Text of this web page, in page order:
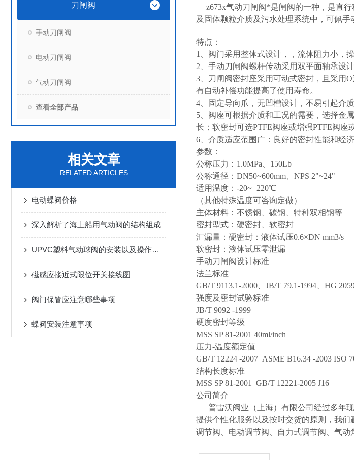
刀闸阀
手动刀闸阀
电动刀闸阀
气动刀闸阀
查看全部产品
相关文章
RELATED ARTICLES
电动蝶阀价格
深入解析了海上船用气动阀的结构组成
UPVC塑料气动球阀的安装以及操作说明
磁感应接近式限位开关接线图
阀门保管应注意哪些事项
蝶阀安装注意事项
z673x气动刀闸阀*是闸阀的一种，是直行
及固体颗粒介质及污水处理系统中，可佩
特点：
1、阀门采用整体式设计，，流体阻力小，操
2、手动刀闸阀螺杆传动采用双平面轴承设
3、刀闸阀密封座采用可动式密封，且采用
有自动补偿功能提高了使用寿命。
4、固定导向爪，无凹槽设计，不易引起介质
5、阀座可根据介质和工况的需要，选择金
长；软密封可选PTFE阀座或增强PTFE阀座
6、介质适应范围广：良好的密封性能和经
参数：
公称压力：1.0MPa、150Lb
公称通径：DN50~600mm、NPS 2"~24"
适用温度：-20~+220℃
（其他特殊温度可咨询定做）
主体材料：不锈钢、碳钢、特种双相钢等
密封型式：硬密封、软密封
汇漏量：硬密封：液体试压0.6×DN mm3/s
软密封：液体试压零泄漏
手动刀闸阀设计标准
法兰标准
GB/T 9113.1-2000、JB/T 79.1-1994、HG
强度及密封试验标准
JB/T 9092 -1999
硬度密封等级
MSS SP 81-2001 40ml/inch
压力-温度额定值
GB/T 12224 -2007 ASME B16.34 -2003 ISO
结构长度标准
MSS SP 81-2001 GB/T 12221-2005 J16
公司简介
普雷沃阀业（上海）有限公司经过多年现
提供个性化服务以及按时交货的原则，我
调节阀、电动调节阀、自力式调节阀、气动